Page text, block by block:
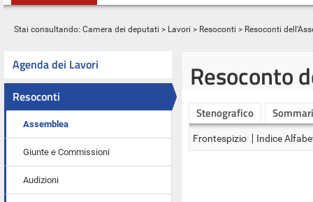
Stai consultando: Camera dei deputati > Lavori > Resoconti > Resoconti
Agenda dei Lavori
Resoconti
Assemblea
Giunte e Commissioni
Audizioni
Resoconto
Stenografico
Frontespizio Indice